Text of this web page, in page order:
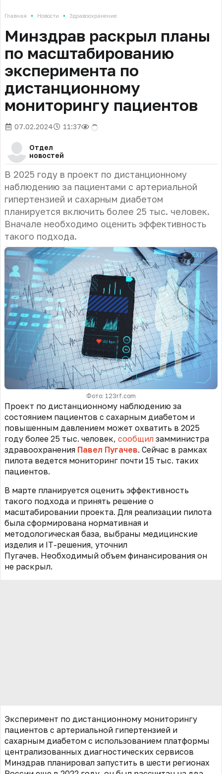
Главная • Новости • Здравоохранение
Минздрав раскрыл планы
по масштабированию
эксперимента по
дистанционному
мониторингу пациентов
07.02.2024 11:37
Отдел
новостей
В 2025 году в проект по дистанционному
наблюдению за пациентами с артериальной
гипертензией и сахарным диабетом
планируется включить более 25 тыс. человек.
Вначале необходимо оценить эффективность
такого подхода.
Фото: 123rf.com
Проект по дистанционному наблюдению за
состоянием пациентов с сахарным диабетом и
повышенным давлением может охватить в 2025
году более 25 тыс. человек, сообщил замминистра
здравоохранения Павел Пугачев. Сейчас в рамках
пилота ведется мониторинг почти 15 тыс. таких
пациентов.
В марте планируется оценить эффективность
такого подхода и принять решение о
масштабировании проекта. Для реализации пилота
была сформирована нормативная и
методологическая база, выбраны медицинские
изделия и IT-решения, уточнил
Пугачев. Необходимый объем финансирования он
не раскрыл.
Эксперимент по дистанционному мониторингу
пациентов с артериальной гипертензией и
сахарным диабетом с использованием платформы
централизованных диагностических сервисов
Минздрав планировал запустить в шести регионах